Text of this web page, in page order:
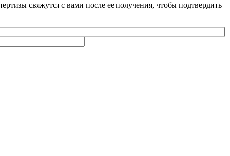
свяжутся с вами после ее получения, чтобы подтвердить